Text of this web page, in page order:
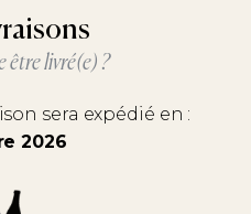
être livré(e) ?
sera expédié en :
2026